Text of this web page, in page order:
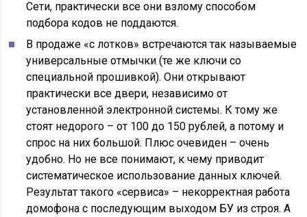
Сети, практически все они взлому способом
подбора кодов не поддаются.
В продаже «с лотков» встречаются так называемые
универсальные отмычки (те же ключи со
специальной прошивкой). Они открывают
практически все двери, независимо от
установленной электронной системы. К тому же
стоят недорого – от 100 до 150 рублей, а потому и
спрос на них большой. Плюс очевиден – очень
удобно. Но не все понимают, к чему приводит
систематическое использование данных ключей.
Результат такого «сервиса» – некорректная работа
домофона с последующим выходом БУ из строя. А